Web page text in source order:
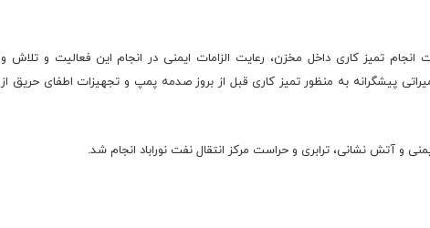
تمیز کاری داخل مخزن، رعایت الزامات ایمنی در انجام این فعالیت و تلاش و
پیشگرانه به منظور تمیز کاری قبل از بروز صدمه پمپ و تجهیزات اطفای حریق از
و آتش نشانی، ترابری و حراست مرکز انتقال نفت نوراباد انجام شد.